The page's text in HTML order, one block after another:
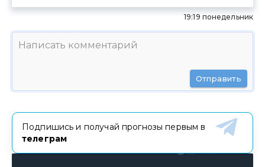
19:19 понедельник
Отправить
Подпишись и получай прогнозы первым в
телеграм